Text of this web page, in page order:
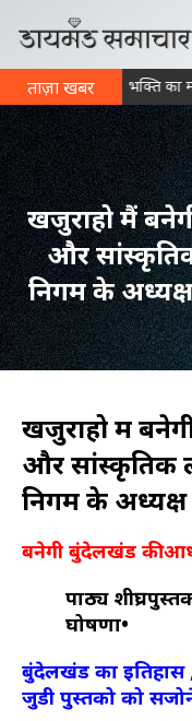
ताज़ा खबर
पन्ना में आज से भक्ति का
खजुराहो मैं
और
निगम के
खजुराहो मैं
और सांस्कृतिक
निगम के
बनेगी बुंदेलखंड की
पाठ्य
घोषणा•
बुंदेलखंड का
जुडी पुस्तको को